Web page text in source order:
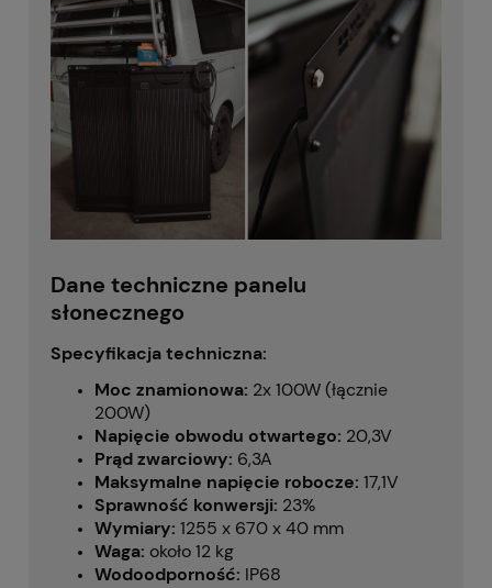
Dane techniczne panelu
słonecznego
Specyfikacja techniczna:
Moc znamionowa: 2x 100W (łącznie
200W)
Napięcie obwodu otwartego: 20,3V
Prąd zwarciowy: 6,3A
Maksymalne napięcie robocze: 17,1V
Sprawność konwersji: 23%
Wymiary: 1255 x 670 x 40 mm
Waga: około 12 kg
Wodoodporność: IP68